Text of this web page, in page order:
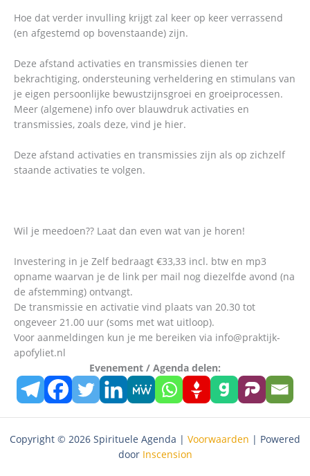
Hoe dat verder invulling krijgt zal keer op keer verrassend
(en afgestemd op bovenstaande) zijn.
Deze afstand activaties en transmissies dienen ter
bekrachtiging, ondersteuning verheldering en stimulans van
je eigen persoonlijke bewustzijnsgroei en groeiprocessen.
Meer (algemene) info over blauwdruk activaties en
transmissies, zoals deze, vind je hier.
Deze afstand activaties en transmissies zijn als op zichzelf
staande activaties te volgen.
Wil je meedoen?? Laat dan even wat van je horen!
Investering in je Zelf bedraagt €33,33 incl. btw en mp3
opname waarvan je de link per mail nog diezelfde avond (na
de afstemming) ontvangt.
De transmissie en activatie vind plaats van 20.30 tot
ongeveer 21.00 uur (soms met wat uitloop).
Voor aanmeldingen kun je me bereiken via info@praktijk-
apofyliet.nl
Evenement / Agenda delen:
Copyright © 2026 Spirituele Agenda | Voorwaarden | Powered
door Inscension